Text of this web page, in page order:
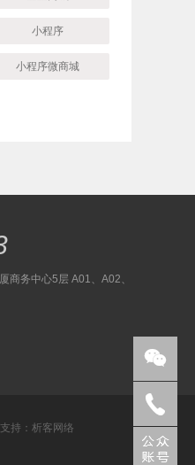
小程序
小程序微商城
商务中心5层 A01、A02、
持： 析客网络

